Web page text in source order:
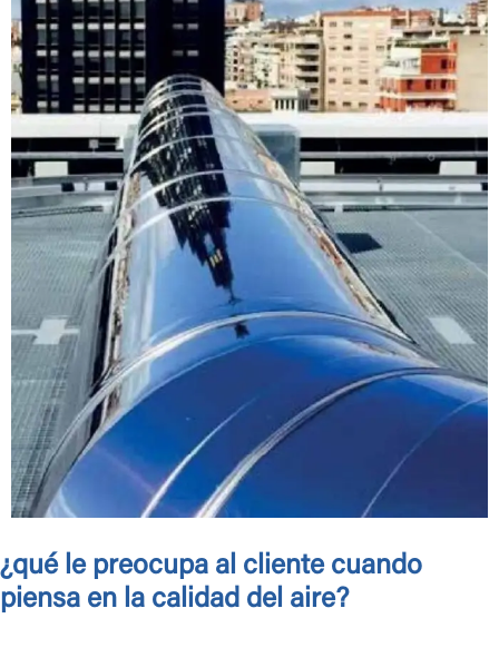
¿qué le preocupa al cliente cuando
piensa en la calidad del aire?